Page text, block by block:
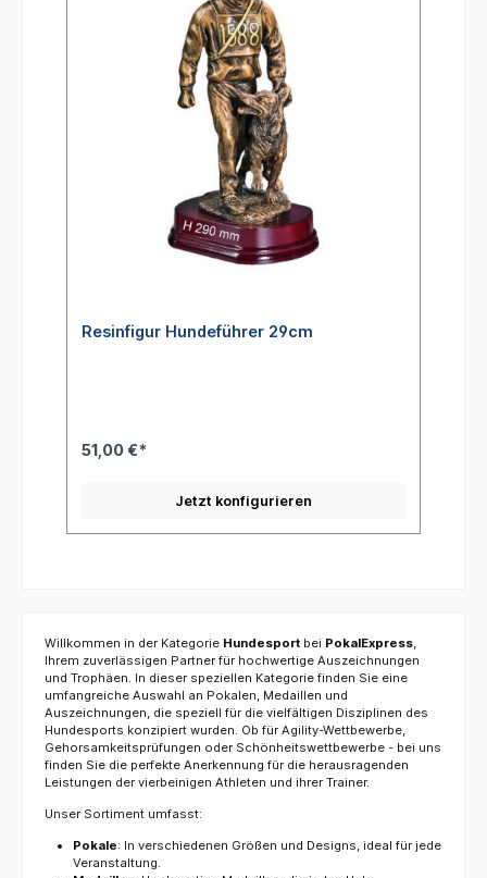
Resinfigur Hundeführer 29cm
51,00 €*
Jetzt konfigurieren
Willkommen in der Kategorie Hundesport bei PokalExpress,
Ihrem zuverlässigen Partner für hochwertige Auszeichnungen
und Trophäen. In dieser speziellen Kategorie finden Sie eine
umfangreiche Auswahl an Pokalen, Medaillen und
Auszeichnungen, die speziell für die vielfältigen Disziplinen des
Hundesports konzipiert wurden. Ob für Agility-Wettbewerbe,
Gehorsamkeitsprüfungen oder Schönheitswettbewerbe - bei uns
finden Sie die perfekte Anerkennung für die herausragenden
Leistungen der vierbeinigen Athleten und ihrer Trainer.
Unser Sortiment umfasst:
Pokale: In verschiedenen Größen und Designs, ideal für jede
Veranstaltung.